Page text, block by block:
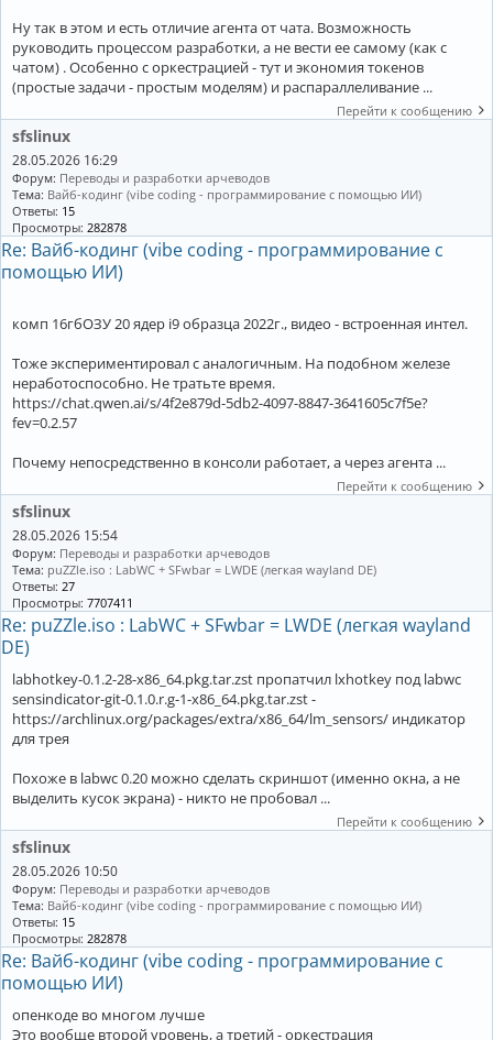
Ну так в этом и есть отличие агента от чата. Возможность
руководить процессом разработки, а не вести ее самому (как с
чатом) . Особенно с оркестрацией - тут и экономия токенов
(простые задачи - простым моделям) и распараллеливание ...
Перейти к сообщению
sfslinux
28.05.2026 16:29
Форум: Переводы и разработки арчеводов
Тема: Вайб-кодинг (vibe coding - программирование с помощью ИИ)
Ответы: 15
Просмотры: 282878
Re: Вайб-кодинг (vibe coding - программирование с
помощью ИИ)
комп 16гбОЗУ 20 ядер i9 образца 2022г., видео - встроенная интел.
Тоже экспериментировал с аналогичным. На подобном железе
неработоспособно. Не тратьте время.
https://chat.qwen.ai/s/4f2e879d-5db2-4097-8847-3641605c7f5e?
fev=0.2.57
Почему непосредственно в консоли работает, а через агента ...
Перейти к сообщению
sfslinux
28.05.2026 15:54
Форум: Переводы и разработки арчеводов
Тема: puZZle.iso : LabWC + SFwbar = LWDE (легкая wayland DE)
Ответы: 27
Просмотры: 7707411
Re: puZZle.iso : LabWC + SFwbar = LWDE (легкая wayland
DE)
labhotkey-0.1.2-28-x86_64.pkg.tar.zst пропатчил lxhotkey под labwc
sensindicator-git-0.1.0.r.g-1-x86_64.pkg.tar.zst -
https://archlinux.org/packages/extra/x86_64/lm_sensors/ индикатор
для трея
Похоже в labwc 0.20 можно сделать скриншот (именно окна, а не
выделить кусок экрана) - никто не пробовал ...
Перейти к сообщению
sfslinux
28.05.2026 10:50
Форум: Переводы и разработки арчеводов
Тема: Вайб-кодинг (vibe coding - программирование с помощью ИИ)
Ответы: 15
Просмотры: 282878
Re: Вайб-кодинг (vibe coding - программирование с
помощью ИИ)
опенкоде во многом лучше
Это вообще второй уровень, а третий - оркестрация